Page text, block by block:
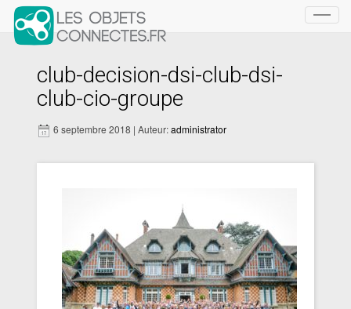
club-decision-dsi-club-dsi-
club-cio-groupe
6 septembre 2018 | Auteur:administrator